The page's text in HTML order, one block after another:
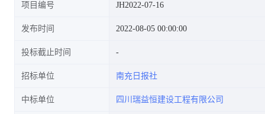
项目编号 JH2022-07-16
发布时间 2022-08-05 00:00:00
投标截止时间
招标单位 南充日报社
中标单位 四川瑞益恒建设工程有限公司